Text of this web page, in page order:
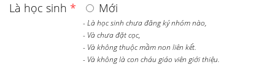
Là học sinh * Mới
- Là học sinh chưa đăng ký nhóm nào,
- Và chưa đặt cọc,
- Và không thuộc mầm non liên kết.
- Và không là con cháu giáo viên giới thiệu.